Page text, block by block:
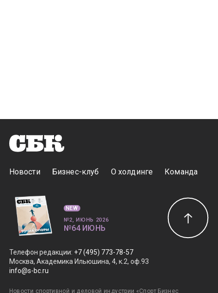
Новости Бизнес-клуб О холдинге Команда
Телефон редакции: +7 (495) 773-78-57
Москва, Академика Ильюшина, 4, к.2, оф.93
info@s-bc.ru
Новости спортивной и деловой индустрии «Спорт Бизнес
NEW
№2, ИЮНЬ 2026
№64 ИЮНЬ